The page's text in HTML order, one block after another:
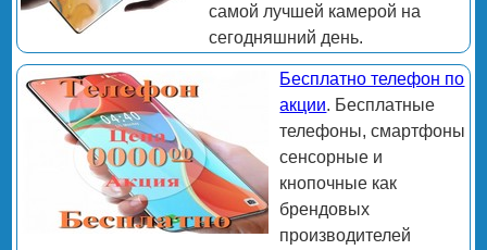
самой лучшей камерой на
сегодняшний день.
Бесплатно телефон по
акции. Бесплатные
телефоны, смартфоны
сенсорные и
кнопочные как
брендовых
производителей